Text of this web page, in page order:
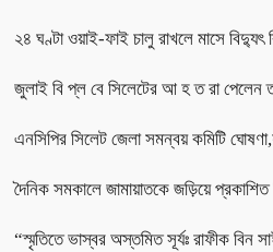
২৪ ঘণ্টা ওয়াই-ফাই চালু রাখলে মাসে
জুলাই বি প্ল বে সিলেটের আ হ ত রা পেলেন
এনসিপির সিলেট জেলা সমন্বয় কমিটি
দৈনিক সমকালে জামায়াতকে জড়িয়ে প্রকাশিত
“স্মৃতিতে ভাস্বর অস্তমিত সূর্যঃ রাফীক বিন